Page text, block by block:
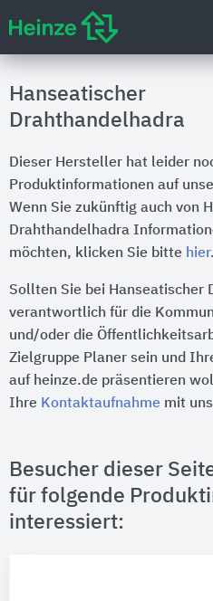
Hanseatischer
Drahthandelhadra
Dieser Hersteller hat leider
Produktinformationen auf
Wenn Sie zukünftig auch von
Drahthandelhadra
möchten, klicken Sie bitte hier.
Sollten Sie bei Hanseatischer
verantwortlich für die
und/oder die
Zielgruppe Planer sein und
auf heinze.de präsentieren
Ihre Kontaktaufnahme mit
Besucher dieser
für folgende
interessiert: